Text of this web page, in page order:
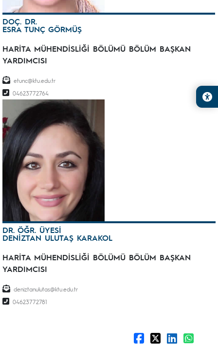
DOÇ. DR.
ESRA TUNÇ GÖRMÜŞ
HARİTA MÜHENDİSLİĞİ BÖLÜMÜ BÖLÜM BAŞKAN
YARDIMCISI
etunc@ktu.edu.tr
04623772764
DR. ÖĞR. ÜYESİ
DENİZTAN ULUTAŞ KARAKOL
HARİTA MÜHENDİSLİĞİ BÖLÜMÜ BÖLÜM BAŞKAN
YARDIMCISI
deniztanulutas@ktu.edu.tr
04623772781